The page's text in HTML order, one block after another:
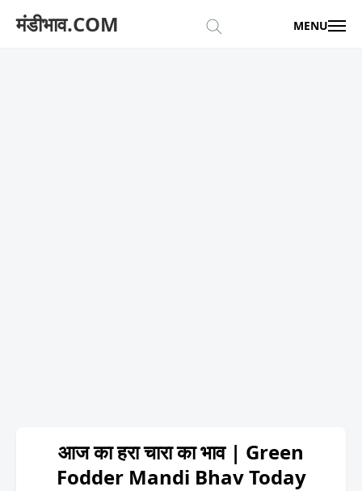
मंडीभाव.COM MENU
आज का हरा चारा का भाव | Green
Fodder Mandi Bhav Today